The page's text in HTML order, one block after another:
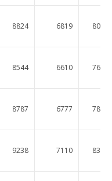
8824 6819 8090
8544 6610 7628
8787 6777 7843
9238 7110 8326